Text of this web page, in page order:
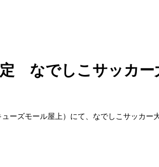
なでしこサッカー
ーズモール屋上）にて、なでしこサッカー